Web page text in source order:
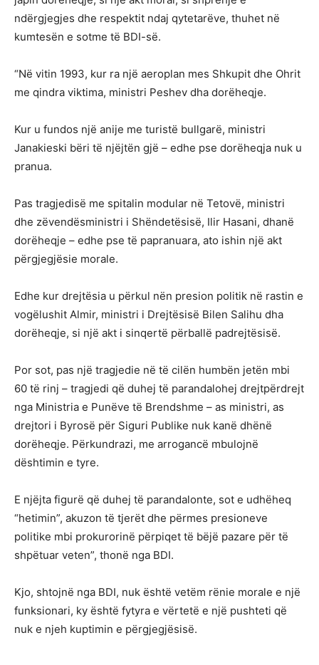
ndërgjegjes dhe respektit ndaj qytetarëve, thuhet në
kumtesën e sotme të BDI-së.
“Në vitin 1993, kur ra një aeroplan mes Shkupit dhe Ohrit
me qindra viktima, ministri Peshev dha dorëheqje.
Kur u fundos një anije me turistë bullgarë, ministri
Janakieski bëri të njëjtën gjë – edhe pse dorëheqja nuk u
pranua.
Pas tragjedisë me spitalin modular në Tetovë, ministri
dhe zëvendësministri i Shëndetësisë, Ilir Hasani, dhanë
dorëheqje – edhe pse të papranuara, ato ishin një akt
përgjegjësie morale.
Edhe kur drejtësia u përkul nën presion politik në rastin e
vogëlushit Almir, ministri i Drejtësisë Bilen Salihu dha
dorëheqje, si një akt i sinqertë përballë padrejtësisë.
Por sot, pas një tragjedie në të cilën humbën jetën mbi
60 të rinj – tragjedi që duhej të parandalohej drejtpërdrejt
nga Ministria e Punëve të Brendshme – as ministri, as
drejtori i Byrosë për Siguri Publike nuk kanë dhënë
dorëheqje. Përkundrazi, me arrogancë mbulojnë
dështimin e tyre.
E njëjta figurë që duhej të parandalonte, sot e udhëheq
“hetimin”, akuzon të tjerët dhe përmes presioneve
politike mbi prokurorinë përpiqet të bëjë pazare për të
shpëtuar veten”, thonë nga BDI.
Kjo, shtojnë nga BDI, nuk është vetëm rënie morale e një
funksionari, ky është fytyra e vërtetë e një pushteti që
nuk e njeh kuptimin e përgjegjësisë.